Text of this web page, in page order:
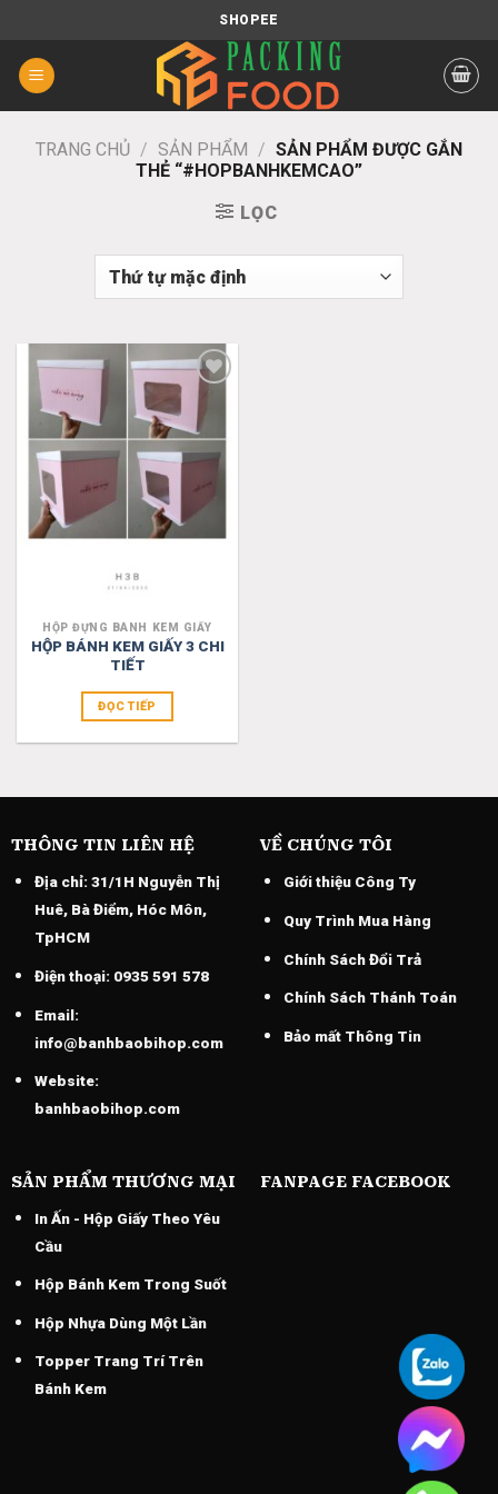
nội
dung
SHOPEE
TRANG CHỦ / SẢN PHẨM / SẢN PHẨM ĐƯỢC GẮN
THẺ “#HOPBANHKEMCAO”
LỌC
Add
to
wishlist
HỘP ĐỰNG BÁNH KEM GIẤY
HỘP BÁNH KEM GIẤY 3 CHI
TIẾT
ĐỌC TIẾP
THÔNG TIN LIÊN HỆ
Địa chỉ:31/1H Nguyễn Thị
Huê, Bà Điểm, Hóc Môn,
TpHCM
Điện thoại:0935 591 578
Email:
info@banhbaobihop.com
Website:
banhbaobihop.com
VỀ CHÚNG TÔI
Giới thiệu Công Ty
Quy Trình Mua Hàng
Chính Sách Đổi Trả
Chính Sách Thánh Toán
Bảo mất Thông Tin
SẢN PHẨM THƯƠNG MẠI
In Ấn - Hộp Giấy Theo Yêu
Cầu
Hộp Bánh Kem Trong Suốt
Hộp Nhựa Dùng Một Lần
Topper Trang Trí Trên
Bánh Kem
FANPAGE FACEBOOK